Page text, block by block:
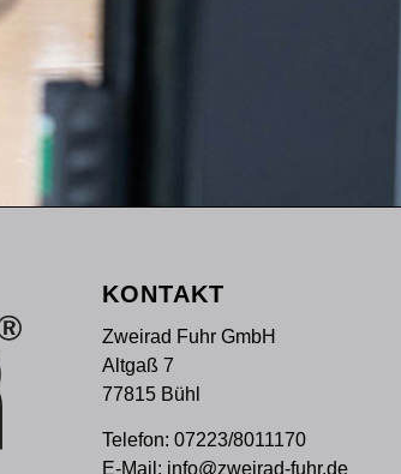
KONTAKT
Zweirad Fuhr GmbH
Altgaß 7
77815 Bühl
Telefon: 07223/8011170
E-Mail: info@zweirad-fuhr.de